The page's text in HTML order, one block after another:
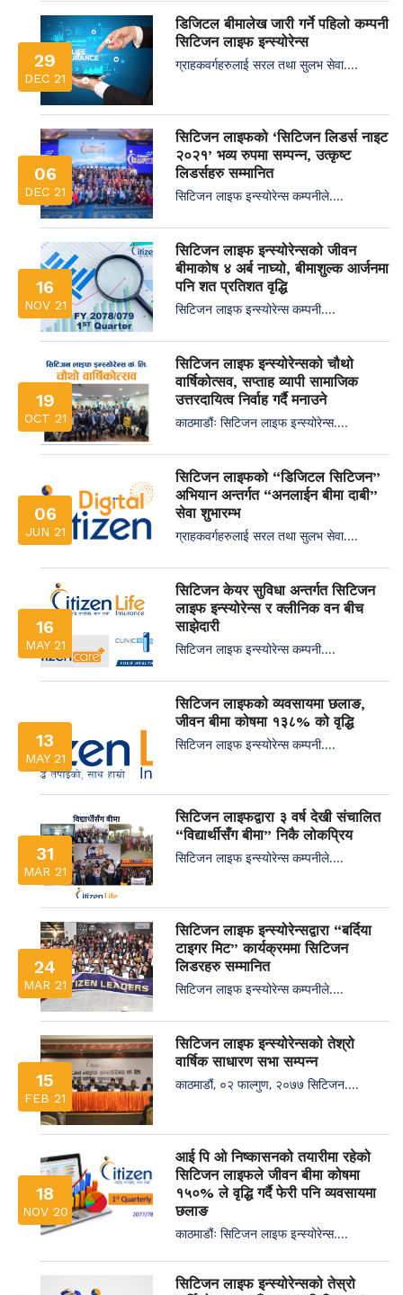
29
DEC 21
डिजिटल बीमालेख जारी गर्ने पहिलो कम्पनी
सिटिजन लाइफ इन्स्योरेन्स
ग्राहकवर्गहरुलाई सरल तथा सुलभ सेवा....
06
DEC 21
सिटिजन लाइफको ‘सिटिजन लिडर्स नाइट
२०२१’ भव्य रुपमा सम्पन्न, उत्कृष्ट
लिडर्सहरु सम्मानित
सिटिजन लाइफ इन्स्योरेन्स कम्पनीले....
16
NOV 21
सिटिजन लाइफ इन्स्योरेन्सको जीवन
बीमाकोष ४ अर्ब नाघ्यो, बीमाशुल्क आर्जनमा
पनि शत प्रतिशत वृद्धि
सिटिजन लाइफ इन्स्योरेन्स कम्पनी....
19
OCT 21
सिटिजन लाइफ इन्स्योरेन्सको चौथो
वार्षिकोत्सव, सप्ताह व्यापी सामाजिक
उत्तरदायित्व निर्वाह गर्दै मनाउने
काठमाडौंः सिटिजन लाइफ इन्स्योरेन्स....
06
JUN 21
सिटिजन लाइफको “डिजिटल सिटिजन”
अभियान अन्तर्गत “अनलाईन बीमा दाबी”
सेवा शुभारम्भ
ग्राहकवर्गहरुलाई सरल तथा सुलभ सेवा....
16
MAY 21
सिटिजन केयर सुविधा अन्तर्गत सिटिजन
लाइफ इन्स्योरेन्स र क्लीनिक वन बीच
साझेदारी
सिटिजन लाइफ इन्स्योरेन्स कम्पनी....
13
MAY 21
सिटिजन लाइफको व्यवसायमा छलाङ,
जीवन बीमा कोषमा १३८% को वृद्धि
सिटिजन लाइफ इन्स्योरेन्स कम्पनी....
31
MAR 21
सिटिजन लाइफद्वारा ३ वर्ष देखी संचालित
“विद्यार्थीसँग बीमा” निकै लोकप्रिय
सिटिजन लाइफ इन्स्योरेन्स कम्पनीले....
24
MAR 21
सिटिजन लाइफ इन्स्योरेन्सद्वारा “बर्दिया
टाइगर मिट” कार्यक्रममा सिटिजन
लिडरहरु सम्मानित
सिटिजन लाइफ इन्स्योरेन्स कम्पनीले....
15
FEB 21
सिटिजन लाइफ इन्स्योरेन्सको तेश्रो
वार्षिक साधारण सभा सम्पन्न
काठमाडौं, ०२ फाल्गुण, २०७७ सिटिजन....
18
NOV 20
आई पि ओ निष्कासनको तयारीमा रहेको
सिटिजन लाइफले जीवन बीमा कोषमा
१५०% ले वृद्धि गर्दै फेरी पनि व्यवसायमा
छलाङ
काठमाडौंः सिटिजन लाइफ इन्स्योरेन्स....
सिटिजन लाइफ इन्स्योरेन्सको तेस्रो